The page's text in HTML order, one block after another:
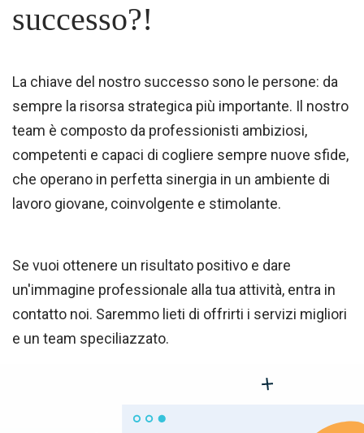
successo?!
La chiave del nostro successo sono le persone: da
sempre la risorsa strategica più importante. Il nostro
team è composto da professionisti ambiziosi,
competenti e capaci di cogliere sempre nuove sfide,
che operano in perfetta sinergia in un ambiente di
lavoro giovane, coinvolgente e stimolante.
Se vuoi ottenere un risultato positivo e dare
un'immagine professionale alla tua attività, entra in
contatto noi. Saremmo lieti di offrirti i servizi migliori
e un team speciliazzato.